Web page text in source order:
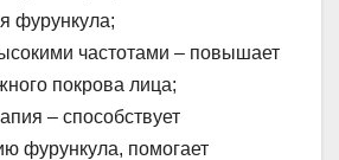
фурункула;
частотами – повышает
покрова лица;
– способствует
фурункула, помогает